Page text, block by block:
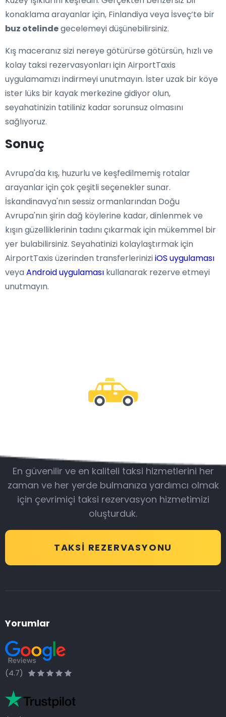
konaklama arayanlar için, Finlandiya veya İsveç’te bir
buz otelindegecelemeyi düşünebilirsiniz.
Kış maceranız sizi nereye götürürse götürsün, hızlı ve
kolay taksi rezervasyonları için AirportTaxis
uygulamamızı indirmeyi unutmayın. İster uzak bir köye
ister lüks bir kayak merkezine gidiyor olun,
seyahatinizin tatiliniz kadar sorunsuz olmasını
sağlıyoruz.
Sonuç
Avrupa'da kış, huzurlu ve keşfedilmemiş rotalar
arayanlar için çok çeşitli seçenekler sunar.
İskandinavya'nın sessiz ormanlarından Doğu
Avrupa'nın şirin dağ köylerine kadar, dinlenmek ve
kışın güzelliklerinin tadını çıkarmak için mükemmel bir
yer bulabilirsiniz. Seyahatinizi kolaylaştırmak için
AirportTaxis üzerinden transferleriniziiOS uygulaması
veyaAndroid uygulaması kullanarak rezerve etmeyi
unutmayın.
En güvenilir ve en kaliteli taksi hizmetlerini her
zaman ve her yerde bulmanıza yardımcı olmak
için çevrimiçi taksi rezervasyon hizmetimizi
oluşturduk.
TAKSI REZERVASYONU
Yorumlar
(4.7)